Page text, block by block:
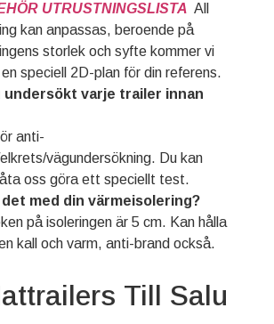
UTRUSTNINGSLISTA All
kan anpassas, beroende på
storlek och syfte kommer vi
speciell 2D-plan för din referens.
undersökt varje trailer innan
anti-
vägundersökning. Du kan
oss göra ett speciellt test.
det med din värmeisolering?
på isoleringen är 5 cm. Kan hålla
kall och varm, anti-brand också.
Till Salu
Slovenščina
Dansk
Hrvatski
Српски језик
Eesti
Български
Nederlands (België)